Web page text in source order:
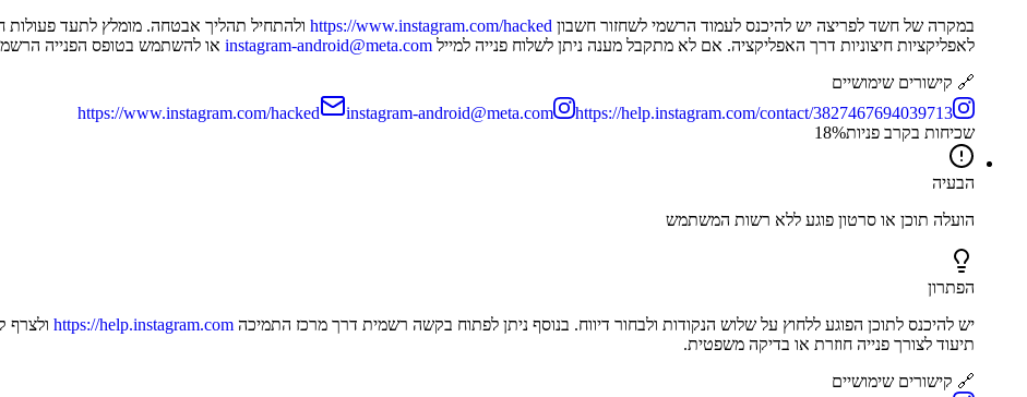
במקרה של חשד לפריצה יש להיכנס לעמוד הרשמי לשחזור חשבון https://www.instagram.com/hacked ולהתחיל תהליך אבטחה. מומלץ לתעד פעולות
לאפליקציות חיצוניות דרך האפליקציה. אם לא מתקבל מענה ניתן לשלוח פנייה למייל instagram-android@meta.com או להשתמש בטופס הפנייה
🔗 קישורים שימושיים
https://www.instagram.com/hacked
instagram-android@meta.com
https://help.instagram.com/contact/3827467694039713
שכיחות בקרב פניות
18%
הבעיה
הועלה תוכן או סרטון פוגע ללא רשות המשתמש
הפתרון
יש להיכנס לתוכן הפוגע ללחוץ על שלוש הנקודות ולבחור דיווח. בנוסף ניתן לפתוח בקשה רשמית דרך מרכז התמיכה https://help.instagram.com ולצרף
תיעוד לצורך פנייה חוזרת או בדיקה משפטית.
🔗 קישורים שימושיים